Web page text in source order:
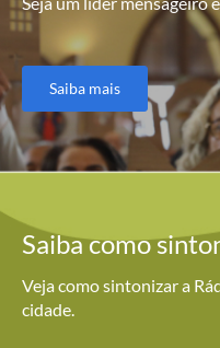
Saiba mais
Saiba como
Veja como sintonizar a
cidade.